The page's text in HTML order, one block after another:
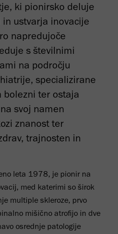
ki pionirsko deluje
ustvarja inovacije
napredujoče
s številnimi
na področju
specializirane
ter ostaja
svoj namen
znanost ter
trajnosten in
leta 1978, je pionir na
med katerimi so širok
multiple skleroze, prvo
mišično atrofijo in dve
osrednje patologije